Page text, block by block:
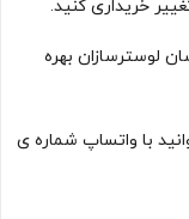
خریداری کنید.
لوسترسازان بهره
با واتساپ شماره ی